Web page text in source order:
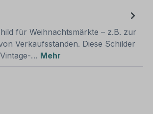
für Weihnachtsmärkte – z.B. zur
Verkaufsständen. Diese Schilder
… Mehr